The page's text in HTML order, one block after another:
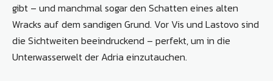
gibt – und manchmal sogar den Schatten eines alten
Wracks auf dem sandigen Grund. Vor Vis und Lastovo sind
die Sichtweiten beeindruckend – perfekt, um in die
Unterwasserwelt der Adria einzutauchen.